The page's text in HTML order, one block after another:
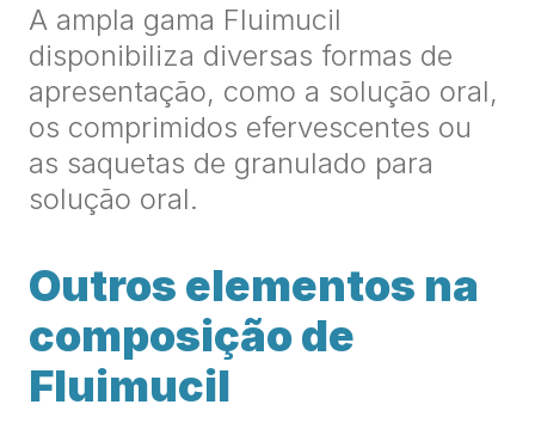
A ampla gama Fluimucil
disponibiliza diversas formas de
apresentação, como a solução oral,
os comprimidos efervescentes ou
as saquetas de granulado para
solução oral.
Outros elementos na
composição de
Fluimucil